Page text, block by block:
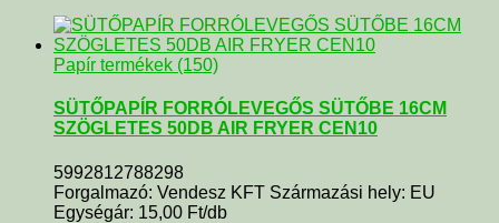
Papír termékek (150)
SÜTŐPAPÍR FORRÓLEVEGŐS SÜTŐBE 16CM
SZÖGLETES 50DB AIR FRYER CEN10
5992812788298
Forgalmazó: Vendesz KFT Származási hely: EU
Egységár: 15,00 Ft/db